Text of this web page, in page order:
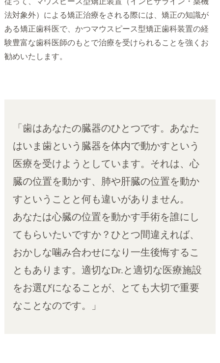
法対象外）による矯正治療をされる際には、矯正の知識が
ある矯正歯科医で、かつマウスピース型矯正歯科装置の経
験豊富な歯科医師のもとで治療を受けられることを強くお
勧めいたします。
「歯はあなたの臓器のひとつです。あなた
はいま歯という臓器を体内で動かすという
医療を受けようとしています。それは、心
臓の位置を動かす、肺や肝臓の位置を動か
すということと何も違いがありません。
あなたは心臓の位置を動かす手術を誰にし
てもらいたいですか？ひとつ間違えれば、
おかしな噛み合わせになり一生後悔するこ
ともあります。適切なDr.と適切な医療施設
をお選びになることが、とても大切で重要
なことなのです。」